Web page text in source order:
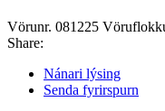
Vörunr. 081225
Share:
Nánari lýsing
Senda fyrirspurn